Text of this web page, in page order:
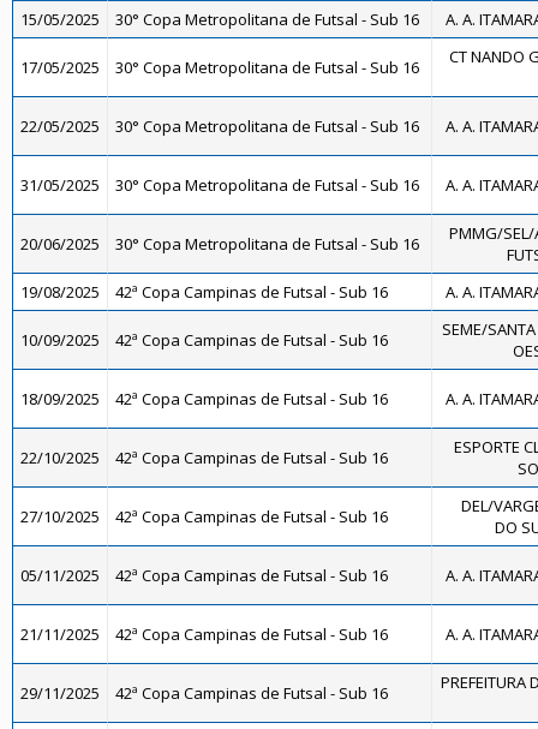
15/05/2025
30° Copa Metropolitana de Futsal - Sub 16 A. A.
17/05/2025 30° Copa Metropolitana de Futsal - Sub 16 CT NANDO
22/05/2025 30° Copa Metropolitana de Futsal - Sub 16 A. A.
31/05/2025 30° Copa Metropolitana de Futsal - Sub 16 A. A.
20/06/2025 30° Copa Metropolitana de Futsal - Sub 16
PMMG/
19/08/2025
42ª Copa Campinas de Futsal - Sub 16 A. A.
10/09/2025 42ª Copa Campinas de Futsal - Sub 16
SEME/
18/09/2025 42ª Copa Campinas de Futsal - Sub 16 A. A.
22/10/2025 42ª Copa Campinas de Futsal - Sub 16
ESPORTE
27/10/2025 42ª Copa Campinas de Futsal - Sub 16
DEL/
DO
05/11/2025 42ª Copa Campinas de Futsal - Sub 16 A. A.
21/11/2025 42ª Copa Campinas de Futsal - Sub 16 A. A.
29/11/2025 42ª Copa Campinas de Futsal - Sub 16 PREFEITURA